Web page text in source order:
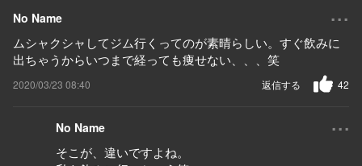
No Name ...
ムシャクシャしてジム行くってのが素晴らしい。すぐ飲みに
出ちゃうからいつまで経っても痩せない、、、笑
2020/03/23 08:40 42
返信する
No Name ...
そこが、違いですよね。